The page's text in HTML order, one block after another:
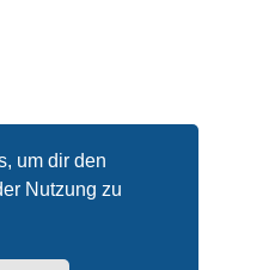
um dir den
Nutzung zu